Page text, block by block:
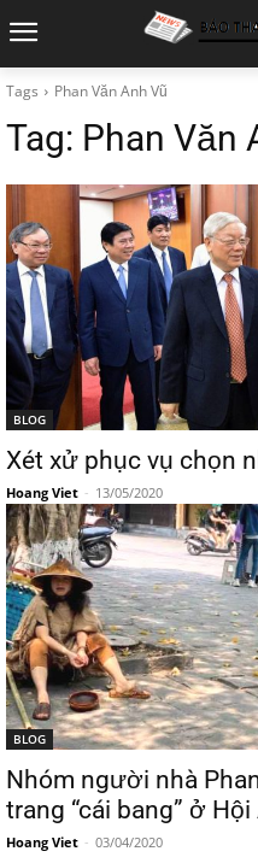
Tags Phan Văn Anh Vũ
Tag: Phan Văn
BLOG
Xét xử phục vụ chọn
Hoang Viet - 13/05/2020
BLOG
Nhóm người nhà
trang “cái bang” ở
Hoang Viet - 03/04/2020